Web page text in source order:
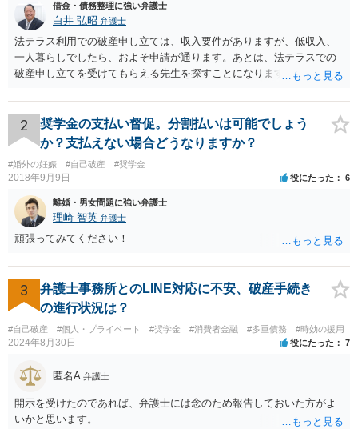
借金・債務整理に強い弁護士
白井 弘昭 弁護士
法テラス利用での破産申し立ては、収入要件がありますが、低収入、
一人暮らしでしたら、およそ申請が通ります。あとは、法テラスでの
破産申し立てを受けてもらえる先生を探すことになります。 また、法
替えてくれます。申立資料がそろっていれば、速やかに申立てが可能
だと思いますので、収入要件を検討の上、法テラスで破産申し立て可
能な弁護士を探してみてください。
2
奨学金の支払い督促。分割払いは可能でしょう
か？支払えない場合どうなりますか？
#婚外の妊娠 #自己破産 #奨学金
2018年9月9日 役にたった 6
離婚・男女問題に強い弁護士
理崎 智英 弁護士
頑張ってみてください！
3
弁護士事務所とのLINE対応に不安、破産手続き
の進行状況は？
#自己破産 #個人・プライベート #奨学金 #消費者金融 #多重債務 #時効の援用
2024年8月30日 役にたった 7
匿名A 弁護士
開示を受けたのであれば、弁護士には念のため報告しておいた方がよ
いかと思います。